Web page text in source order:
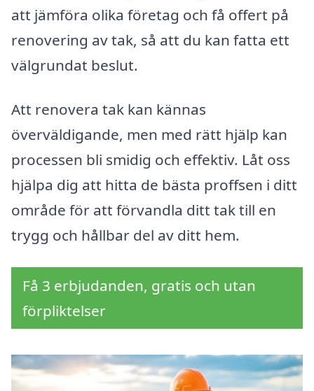
att jämföra olika företag och få offert på
renovering av tak, så att du kan fatta ett
välgrundat beslut.
Att renovera tak kan kännas
överväldigande, men med rätt hjälp kan
processen bli smidig och effektiv. Låt oss
hjälpa dig att hitta de bästa proffsen i ditt
område för att förvandla ditt tak till en
trygg och hållbar del av ditt hem.
Få 3 erbjudanden, gratis och utan
förpliktelser